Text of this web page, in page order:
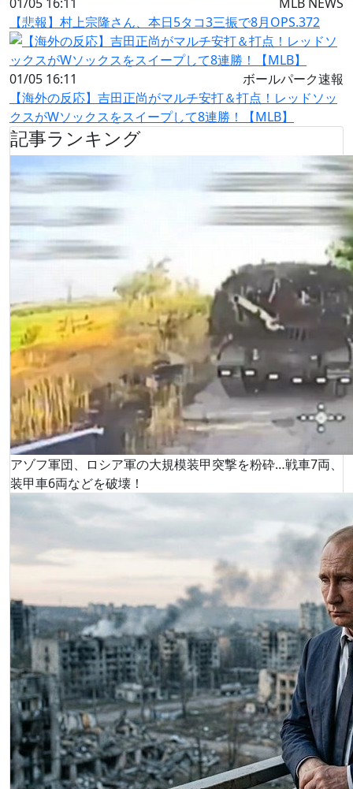
【悲報】村上宗隆さん、本日5タコ3三振で8月OPS.372
01/05 16:11
ボールパーク速報
【海外の反応】吉田正尚がマルチ安打＆打点！レッドソッ
クスがWソックスをスイープして8連勝！【MLB】
記事ランキング
アゾフ軍団、ロシア軍の大規模装甲突撃を粉砕…戦車7両、
装甲車6両などを破壊！